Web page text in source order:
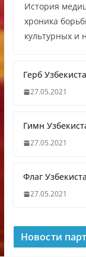
История
хроника
культурных и